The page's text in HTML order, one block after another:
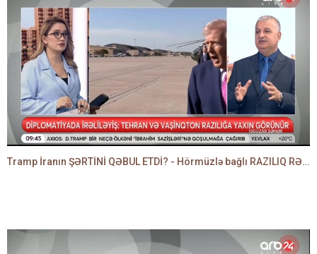
Tramp İranın ŞƏRTİNİ QƏBUL ETDİ? - Hörmüzlə bağlı RAZILIQ RƏSMƏN AÇIQLANIR -BAKİR HƏDƏNBƏYLİ danışır